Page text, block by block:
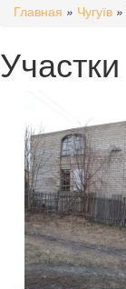
Главная » Чугуїв »
Участки